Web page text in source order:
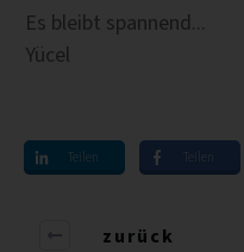
Es bleibt spannend...
Yücel
Teilen Teilen
zurück